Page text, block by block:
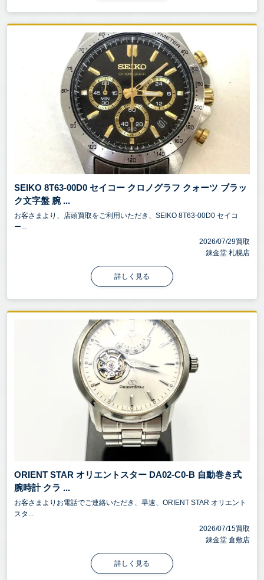
SEIKO 8T63-00D0 セイコー クロノグラフ クォーツ ブラッ
ク文字盤 腕 ...
お客さまより、店頭買取をご利用いただき、SEIKO 8T63-00D0 セイコ
ー...
2026/07/29買取
錬金堂 札幌店
詳しく見る
ORIENT STAR オリエントスター DA02-C0-B 自動巻き式
腕時計 クラ ...
お客さまよりお電話でご連絡いただき、早速、ORIENT STAR オリエント
スタ...
2026/07/15買取
錬金堂 倉敷店
詳しく見る